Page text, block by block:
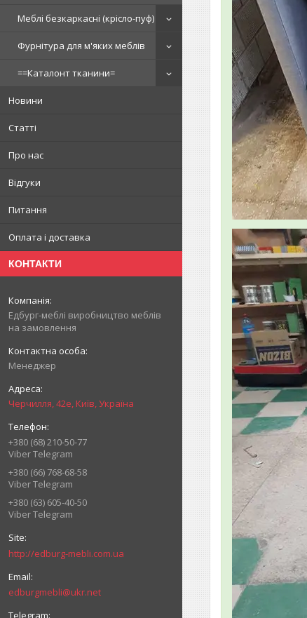
Меблі безкаркасні (крісло-пуф)
Фурнітура для м'яких меблів
==Каталонт тканини=
Новини
Статті
Про нас
Відгуки
Питання
Оплата і доставка
КОНТАКТИ
Едбург-меблі виробництво меблів
на замовлення
Менеджер
Черчилля, 42е, Київ, Україна
+380 (68) 210-50-77
Viber Telegram
+380 (66) 768-68-58
Viber Telegram
+380 (63) 605-40-50
Viber Telegram
http://edburg-mebli.com.ua
edburgmebli@ukr.net